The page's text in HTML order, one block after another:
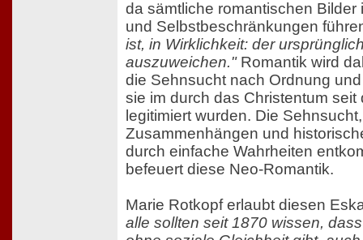
da sämtliche romantischen Bilder
und Selbstbeschränkungen
ist, in Wirklichkeit: der
auszuweichen."Romantik wird
die Sehnsucht nach Ordnung
sie im durch das Christentum seit
legitimiert wurden. Die
Zusammenhängen und
durch einfache Wahrheiten
befeuert diese Neo-Romantik.
Marie Rotkopf erlaubt diesen
alle sollten seit 1870 wissen,